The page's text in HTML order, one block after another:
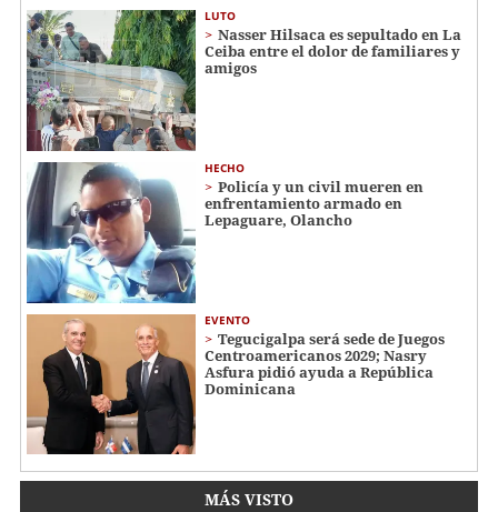
LUTO
Nasser Hilsaca es sepultado en La
Ceiba entre el dolor de familiares y
amigos
HECHO
Policía y un civil mueren en
enfrentamiento armado en
Lepaguare, Olancho
EVENTO
Tegucigalpa será sede de Juegos
Centroamericanos 2029; Nasry
Asfura pidió ayuda a República
Dominicana
MÁS VISTO